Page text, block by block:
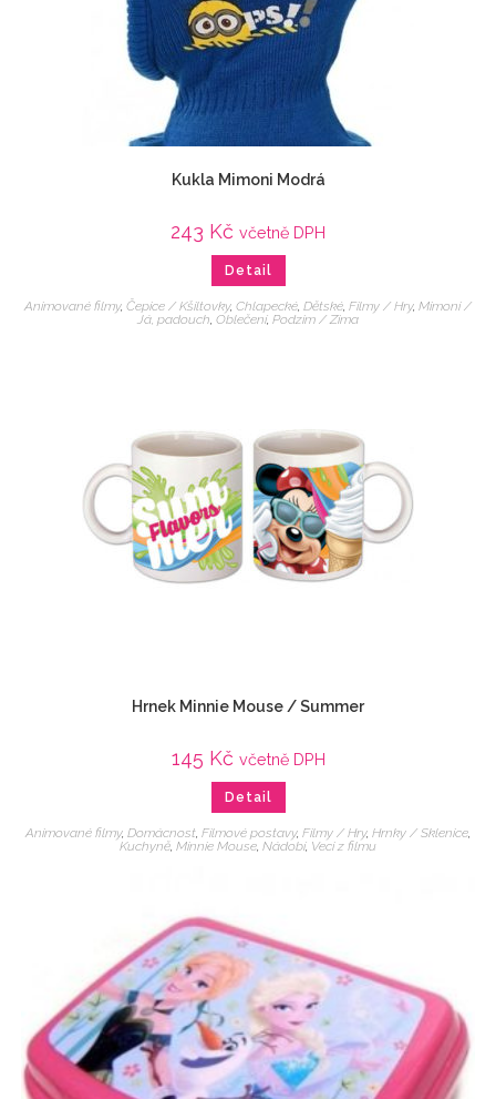
Kukla Mimoni Modrá
243 Kč včetně DPH
Detail
Animované filmy, Čepice / Kšiltovky, Chlapecké, Dětské, Filmy / Hry, Mimoni /
Já, padouch, Oblečení, Podzim / Zima
Hrnek Minnie Mouse / Summer
145 Kč včetně DPH
Detail
Animované filmy, Domácnost Filmové postavy, Filmy / Hry, Hrnky / Sklenice
Kuchyně Minnie Mouse Nádobí, Veci z filmu